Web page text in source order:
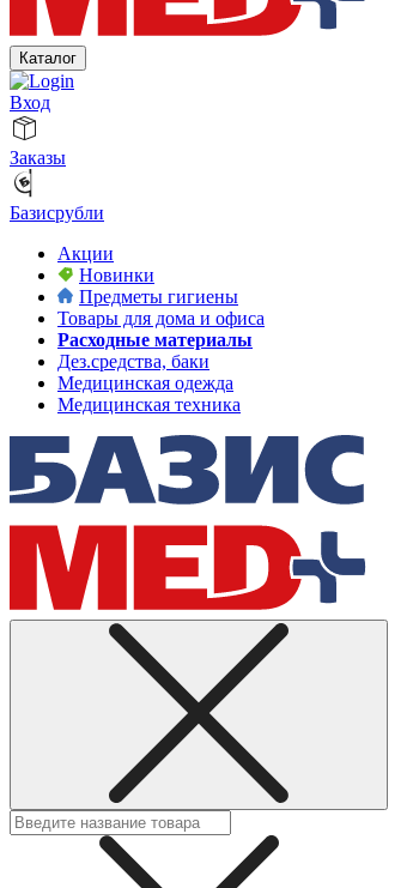
Каталог
Вход
Заказы
Базисрубли
Акции
Новинки
Предметы гигиены
Товары для дома и офиса
Расходные материалы
Дез.средства, баки
Медицинская одежда
Медицинская техника